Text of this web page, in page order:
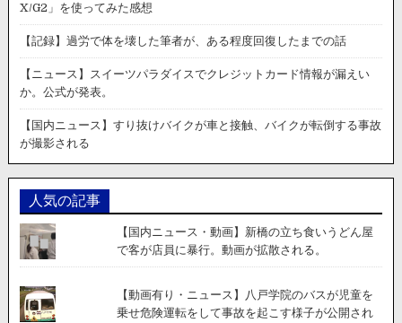
ト
ラ
ブ
ル
元、
あ
運
バ
ッ
ト
持
ち
X/G2」を使ってみた感想
【記録】過労で体を壊した筆者が、ある程度回復したまでの話
【ニュース】スイーツパラダイスでクレジットカード情報が漏えい
か。公式が発表。
【国内ニュース】すり抜けバイクが車と接触、バイクが転倒する事故
が撮影される
人気の記事
【国内ニュース・動画】新橋の立ち食いうどん屋
で客が店員に暴行。動画が拡散される。
【動画有り・ニュース】八戸学院のバスが児童を
乗せ危険運転をして事故を起こす様子が公開され